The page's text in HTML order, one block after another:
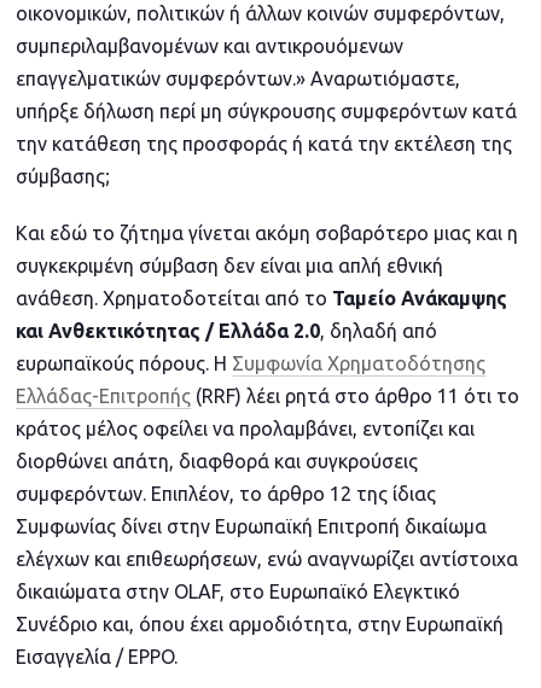
οικονομικών, πολιτικών ή άλλων κοινών συμφερόντων,
συμπεριλαμβανομένων και αντικρουόμενων
επαγγελματικών συμφερόντων.» Αναρωτιόμαστε,
υπήρξε δήλωση περί μη σύγκρουσης συμφερόντων κατά
την κατάθεση της προσφοράς ή κατά την εκτέλεση της
σύμβασης;
Και εδώ το ζήτημα γίνεται ακόμη σοβαρότερο μιας και η
συγκεκριμένη σύμβαση δεν είναι μια απλή εθνική
ανάθεση. Χρηματοδοτείται από το Ταμείο Ανάκαμψης
και Ανθεκτικότητας / Ελλάδα 2.0 , δηλαδή από
ευρωπαϊκούς πόρους. Η Συμφωνία Χρηματοδότησης
Ελλάδας-Επιτροπής (RRF) λέει ρητά στο άρθρο 11 ότι το
κράτος μέλος οφείλει να προλαμβάνει, εντοπίζει και
διορθώνει απάτη, διαφθορά και συγκρούσεις
συμφερόντων. Επιπλέον, το άρθρο 12 της ίδιας
Συμφωνίας δίνει στην Ευρωπαϊκή Επιτροπή δικαίωμα
ελέγχων και επιθεωρήσεων, ενώ αναγνωρίζει αντίστοιχα
δικαιώματα στην OLAF, στο Ευρωπαϊκό Ελεγκτικό
Συνέδριο και, όπου έχει αρμοδιότητα, στην Ευρωπαϊκή
Εισαγγελία / EPPO.